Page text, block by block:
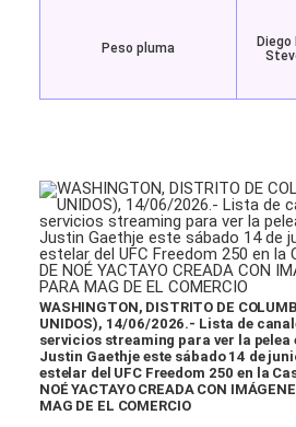
Peso pluma
Diego
WASHINGTON, DISTRITO DE
UNIDOS), 14/06/2026.- Lista de
servicios streaming para ver la
Justin Gaethje este sábado 14 de
estelar del UFC Freedom 250 en la
NOÉ YACTAYO CREADA CON
MAG DE EL COMERCIO